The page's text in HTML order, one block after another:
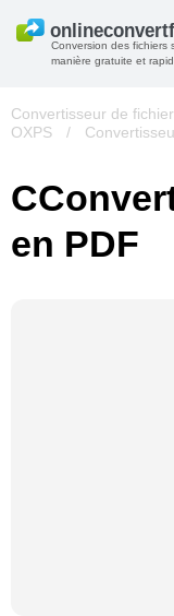
Conversion des fichiers
manière gratuite et
Convertisseur de
OXPS
/
en PDF